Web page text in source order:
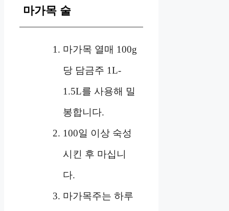
마가목 술
마가목 열매 100g
당 담금주 1L-
1.5L를 사용해 밀
봉합니다.
100일 이상 숙성
시킨 후 마십니
다.
마가목주는 하루